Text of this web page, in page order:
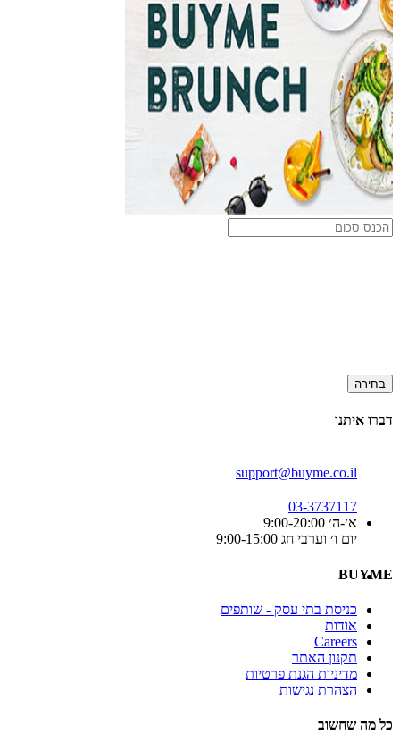
בחירה
דברו איתנו
support@buyme.co.il
03-3737117
א׳-ה׳ 9:00-20:00
יום ו׳ וערבי חג 9:00-15:00
BUYME
כניסת בתי עסק - שותפים
אודות
Careers
תקנון האתר
מדיניות הגנת פרטיות
הצהרת נגישות
כל מה שחשוב